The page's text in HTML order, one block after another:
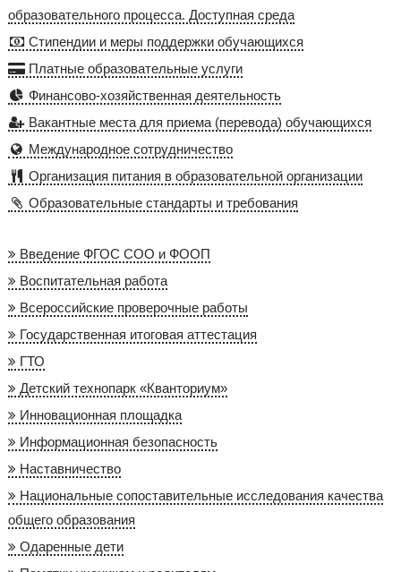
образовательного процесса. Доступная среда
Стипендии и меры поддержки обучающихся
Платные образовательные услуги
Финансово-хозяйственная деятельность
Вакантные места для приема (перевода) обучающихся
Международное сотрудничество
Организация питания в образовательной организации
Образовательные стандарты и требования
Введение ФГОС СОО и ФООП
Воспитательная работа
Всероссийские проверочные работы
Государственная итоговая аттестация
ГТО
Детский технопарк «Кванториум»
Инновационная площадка
Информационная безопасность
Наставничество
Национальные сопоставительные исследования качества
общего образования
Одаренные дети